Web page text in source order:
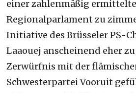
einer zahlenmäßig
Regionalparlament zu
Initiative des Brüsseler PS-
Laaouej anscheinend eher
Zerwürfnis mit der
Schwesterpartei Vooruit